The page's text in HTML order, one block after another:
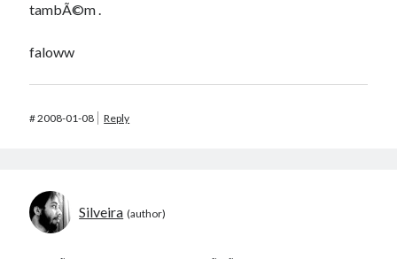
tambÃ©m .
faloww
#2008-01-08 Reply
Silveira